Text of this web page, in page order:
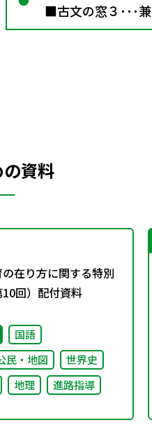
■古文の窓３･･･
資料
在り方に関する特別
回）配付資料
国語
民・地図
世界史
地理 進路指導